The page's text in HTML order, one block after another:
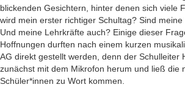
blickenden Gesichtern, hinter denen sich viele
wird mein erster richtiger Schultag? Sind
Und meine Lehrkräfte auch? Einige dieser
Hoffnungen durften nach einem kurzen
AG direkt gestellt werden, denn der Schulleiter
zunächst mit dem Mikrofon herum und ließ die
Schüler*innen zu Wort kommen.